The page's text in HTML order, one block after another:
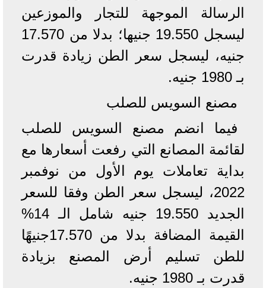
الرسالة الموجهة للتجار والموزعين
ليسجل 19.550 جنيها؛ بدلا من 17.570
جنيه، ليسجل سعر الطن زيادة قدرت
بـ 1980 جنيه.
مصنع السويس للصلب
فيما انضم مصنع السويس للصلب
لقائمة المصانع التي رفعت أسعارها مع
بداية تعاملات يوم الأول من نوفمبر
2022، ليسجل سعر الطن وفقا للسعر
الجديد 19.550 جنيه شامل الـ 14%
القيمة المضافة بدلا من 17.570جنيهًا
للطن تسليم أرض المصنع بزيادة
قدرت بـ 1980 جنيه.